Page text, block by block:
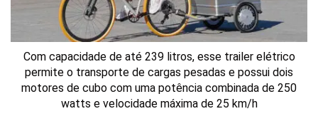
Com capacidade de até 239 litros, esse trailer elétrico
permite o transporte de cargas pesadas e possui dois
motores de cubo com uma potência combinada de 250
watts e velocidade máxima de 25 km/h